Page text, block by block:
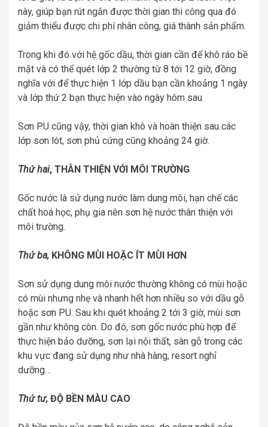
này, giúp bạn rút ngắn được thời gian thi công qua đó
giảm thiểu được chi phí nhân công, giá thành sản phẩm.
Trong khi đó với hệ gốc dầu, thời gian cần để khô ráo bề
mặt và có thể quét lớp 2 thường từ 8 tới 12 giờ, đồng
nghĩa với để thực hiện 1 lớp dầu bạn cần khoảng 1 ngày
và lớp thứ 2 bạn thực hiện vào ngày hôm sau.
Sơn PU cũng vậy, thời gian khô và hoàn thiện sau các
lớp sơn lót, sơn phủ cứng cũng khoảng 24 giờ.
Thứ hai, THÂN THIỆN VỚI MÔI TRƯỜNG
Gốc nước là sử dụng nước làm dung môi, hạn chế các
chất hoá học, phụ gia nên sơn hệ nước thân thiện với
môi trường.
Thứ ba, KHÔNG MÙI HOẶC ÍT MÙI HƠN
Sơn sử dụng dung môi nước thường không có mùi hoặc
có mùi nhưng nhẹ và nhanh hết hơn nhiều so với dầu gỗ
hoặc sơn PU. Sau khi quét khoảng 2 tới 3 giờ, mùi sơn
gần như không còn. Do đó, sơn gốc nước phù hợp để
thực hiện bảo dưỡng, sơn lại nội thất, sàn gỗ trong các
khu vực đang sử dụng như nhà hàng, resort nghỉ
dưỡng…
Thứ tư, ĐỘ BỀN MÀU CAO